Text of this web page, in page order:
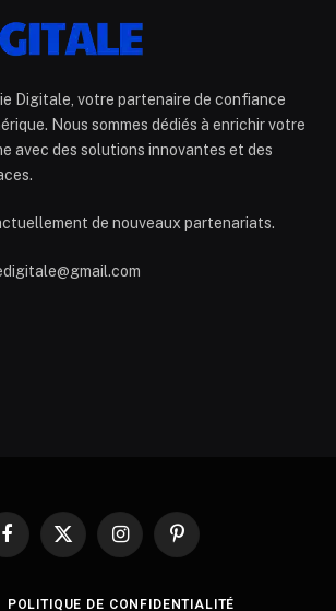
Digitale, votre partenaire de confiance
Nous sommes dédiés à enrichir votre
avec des solutions innovantes et des
de nouveaux partenariats.
Facebook
X
InstagramPinterest
POLITIQUE DE CONFIDENTIALITÉ